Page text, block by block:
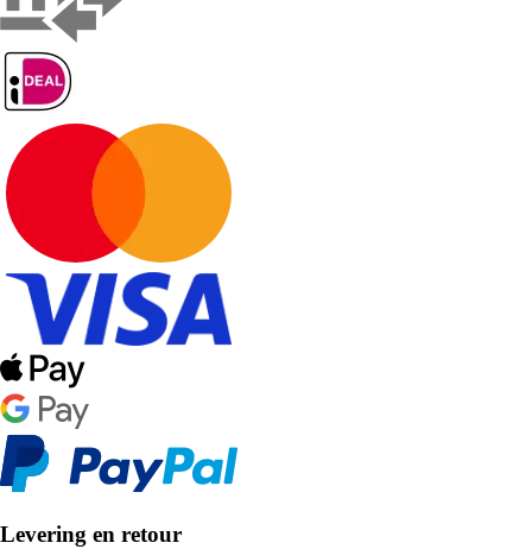
Levering en retour